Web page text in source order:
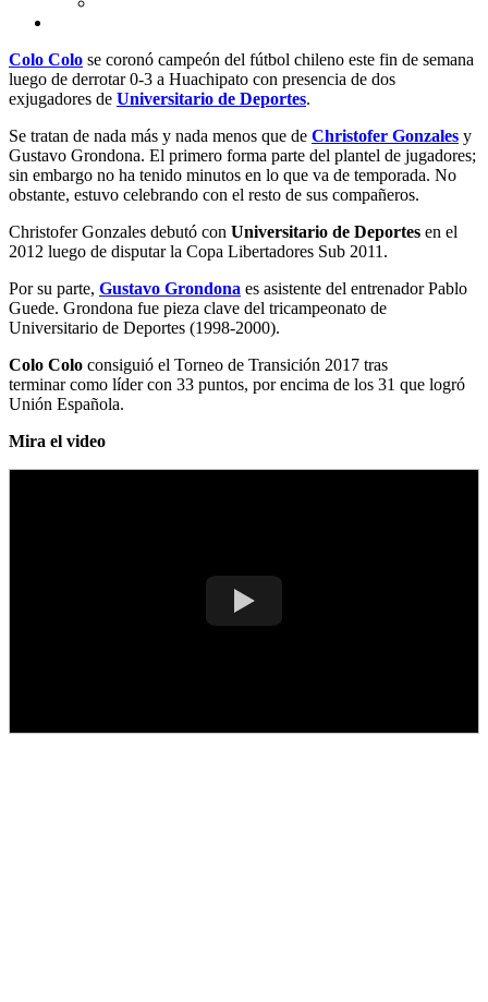
Colo Colo se coronó campeón del fútbol chileno este fin de semana
luego de derrotar 0-3 a Huachipato con presencia de dos
exjugadores de Universitario de Deportes.
Se tratan de nada más y nada menos que de Christofer Gonzales y
Gustavo Grondona. El primero forma parte del plantel de jugadores;
sin embargo no ha tenido minutos en lo que va de temporada. No
obstante, estuvo celebrando con el resto de sus compañeros.
Christofer Gonzales debutó con Universitario de Deportes en el
2012 luego de disputar la Copa Libertadores Sub 2011.
Por su parte, Gustavo Grondona es asistente del entrenador Pablo
Guede. Grondona fue pieza clave del tricampeonato de
Universitario de Deportes (1998-2000).
Colo Colo consiguió el Torneo de Transición 2017 tras
terminar como líder con 33 puntos, por encima de los 31 que logró
Unión Española.
Mira el video